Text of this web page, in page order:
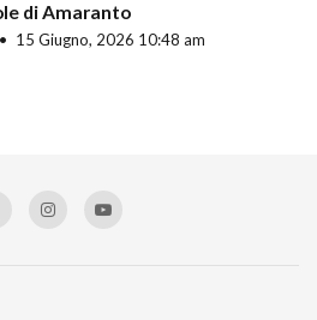
di Amaranto
15 Giugno, 2026 10:48 am